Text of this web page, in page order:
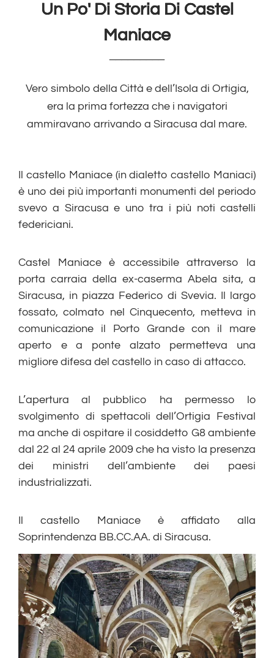
Un Po' Di Storia Di Castel
Maniace
Vero simbolo della Città e dell’Isola di Ortigia,
era la prima fortezza che i navigatori
ammiravano arrivando a Siracusa dal mare.
Il castello Maniace (in dialetto castello Maniaci)
è uno dei più importanti monumenti del periodo
svevo a Siracusa e uno tra i più noti castelli
federiciani.
Castel Maniace è accessibile attraverso la
porta carraia della ex-caserma Abela sita, a
Siracusa, in piazza Federico di Svevia. Il largo
fossato, colmato nel Cinquecento, metteva in
comunicazione il Porto Grande con il mare
aperto e a ponte alzato permetteva una
migliore difesa del castello in caso di attacco.
L’apertura al pubblico ha permesso lo
svolgimento di spettacoli dell’Ortigia Festival
ma anche di ospitare il cosiddetto G8 ambiente
dal 22 al 24 aprile 2009 che ha visto la presenza
dei ministri dell’ambiente dei paesi
industrializzati.
Il castello Maniace è affidato alla
Soprintendenza BB.CC.AA. di Siracusa.